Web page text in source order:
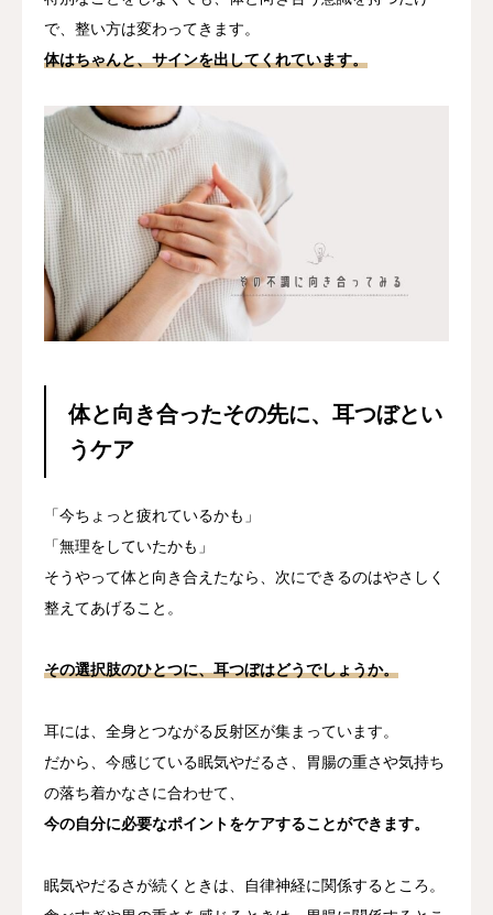
で、整い方は変わってきます。
体はちゃんと、サインを出してくれています。
体と向き合ったその先に、耳つぼとい
うケア
「今ちょっと疲れているかも」
「無理をしていたかも」
そうやって体と向き合えたなら、次にできるのはやさしく
整えてあげること。
その選択肢のひとつに、耳つぼはどうでしょうか。
耳には、全身とつながる反射区が集まっています。
だから、今感じている眠気やだるさ、胃腸の重さや気持ち
の落ち着かなさに合わせて、
今の自分に必要なポイントをケアすることができます。
眠気やだるさが続くときは、自律神経に関係するところ。